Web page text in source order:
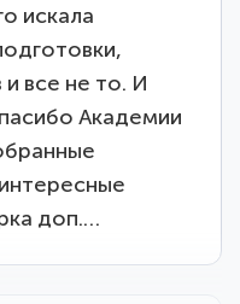
искала
все не то. И
Академии
доп.…